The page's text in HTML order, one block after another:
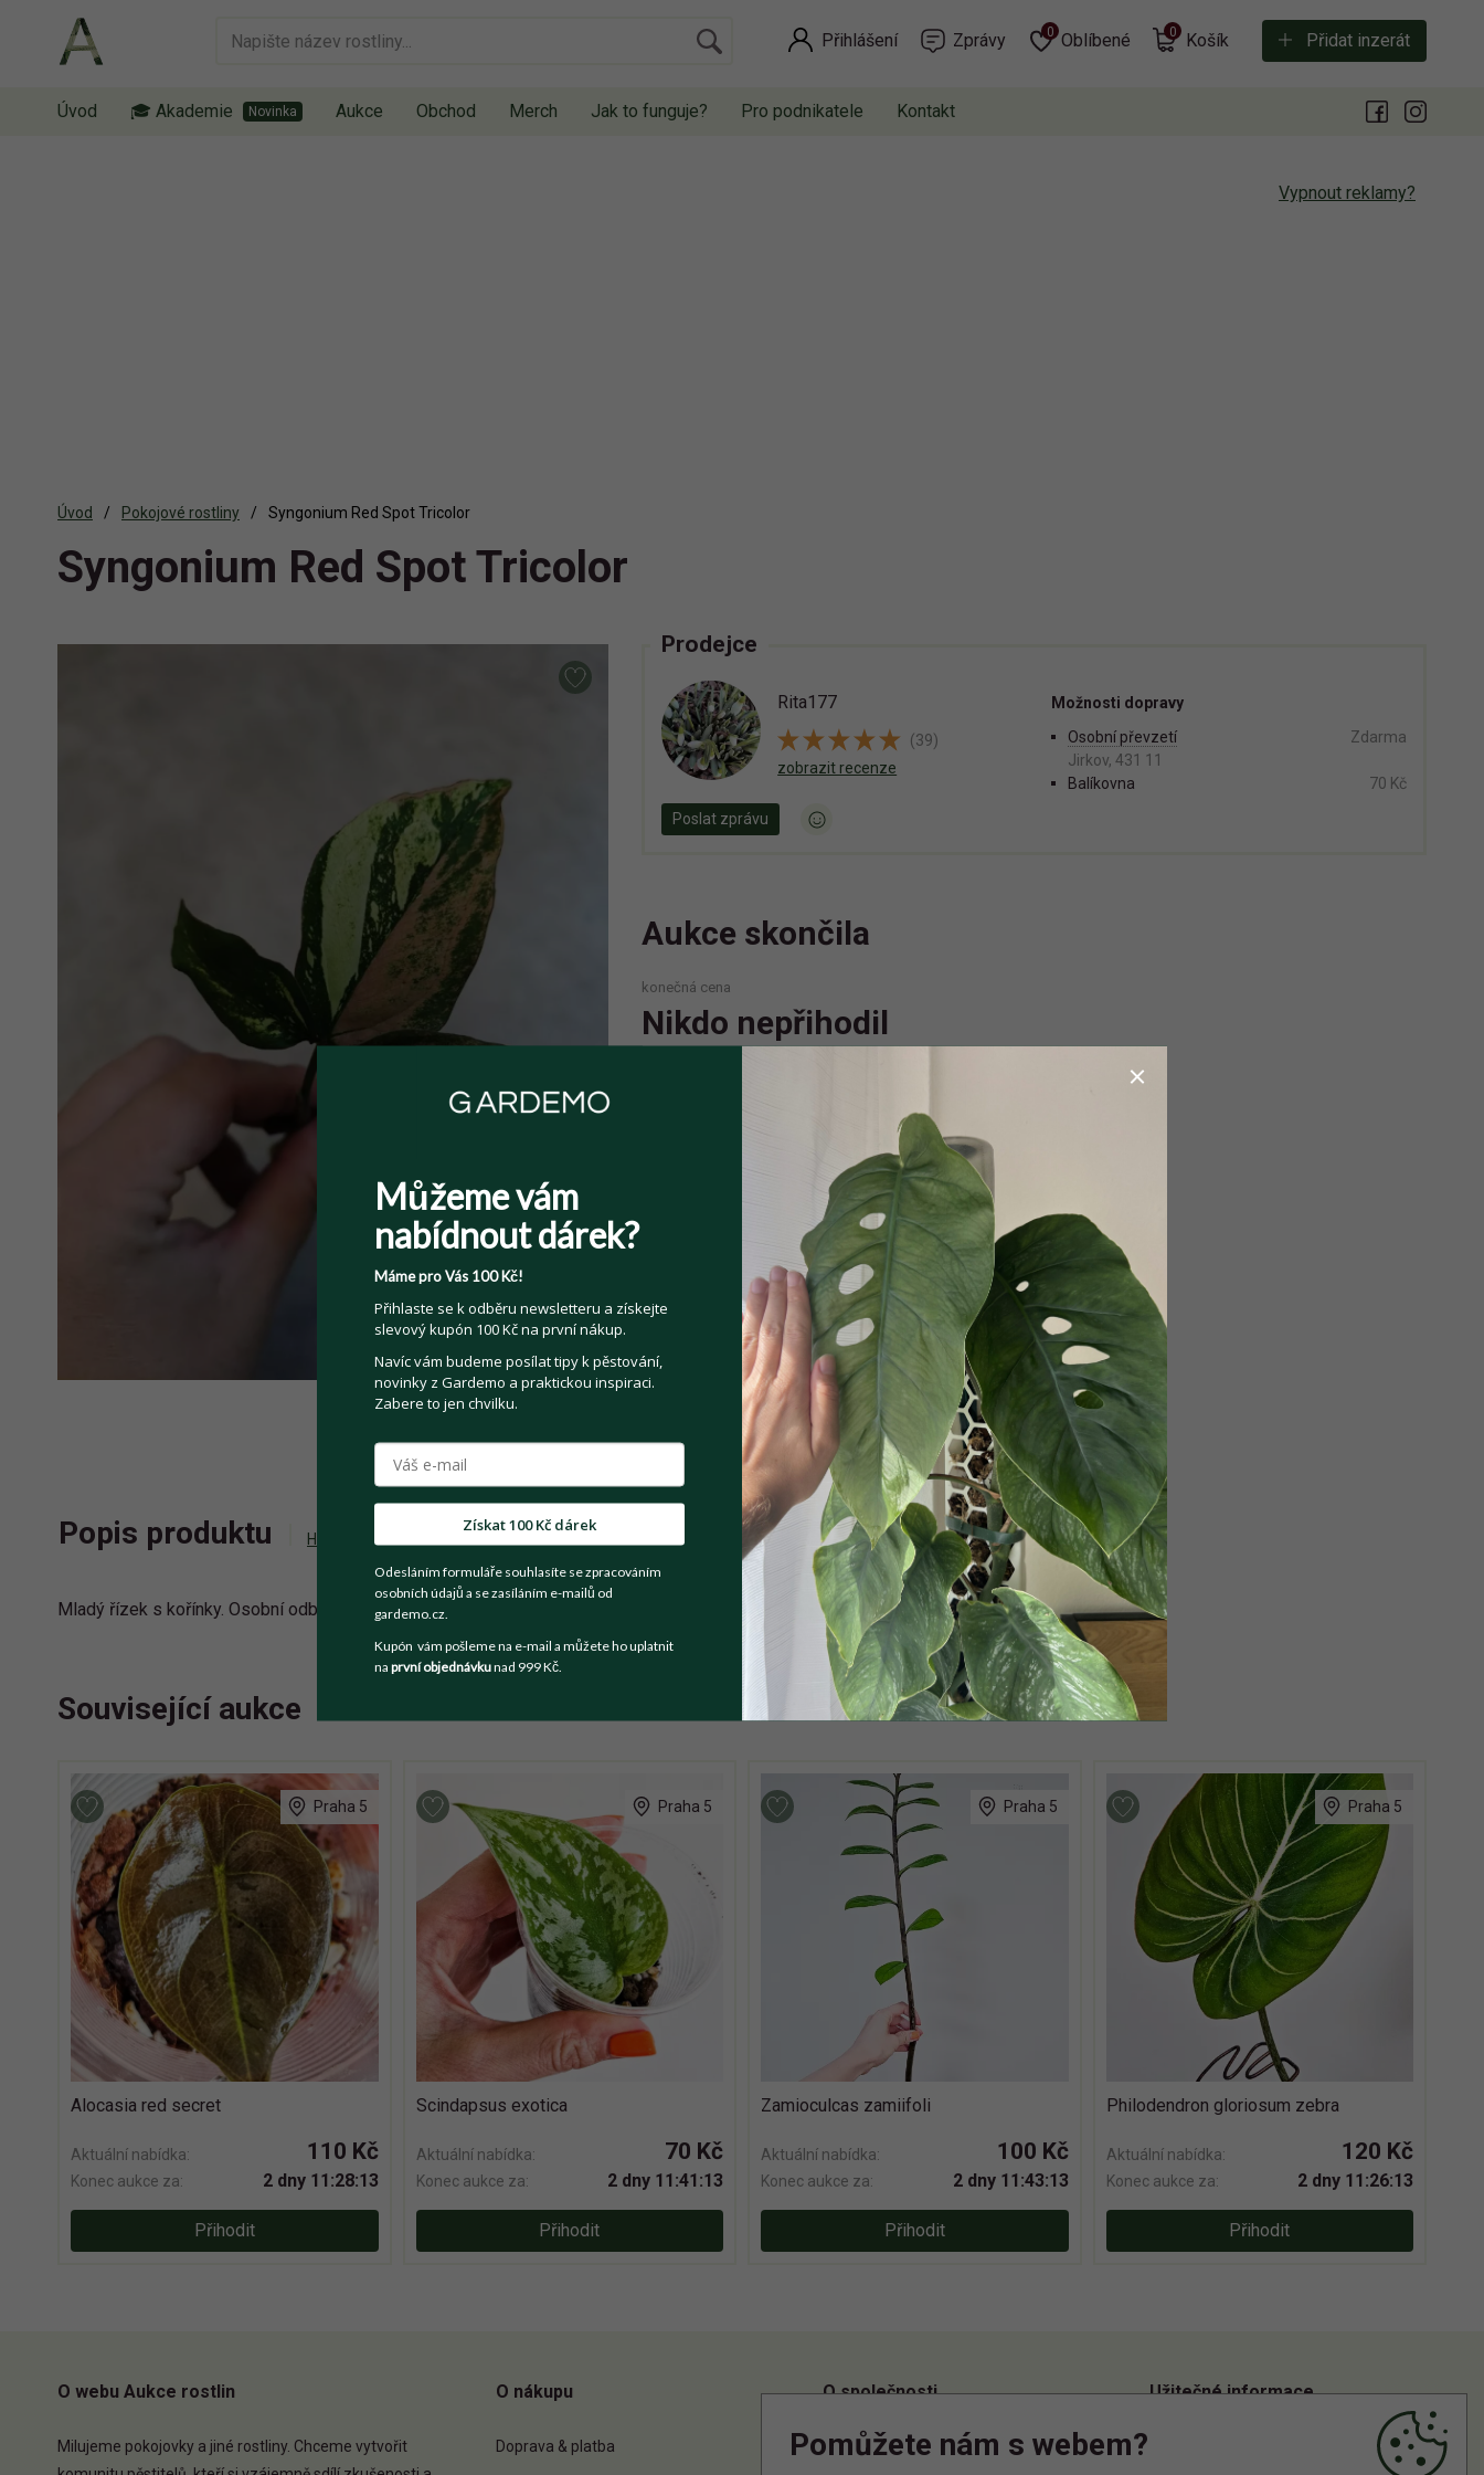
Přihlášení Zprávy Oblíbené
0 Košík
0 Přidat inzerát
Úvod 🎓 Akademie Aukce Obchod Merch Jak to funguje? Pro podnikatele Kontakt
Vypnout reklamy?
Úvod Pokojové rostliny Syngonium Red Spot Tricolor
Syngonium Red Spot Tricolor
Prodejce
Rita177
(39)
zobrazit recenze
Poslat zprávu
Možnosti dopravy
Osobní převzetí
Jirkov, 431 11
Zdarma
Balíkovna 70 Kč
Aukce skončila
konečná cena
Nikdo nepřihodil
Spolehlivý prodejce
Prodejce má více jak 10 pozitivních
Twitter Email
Pokojové rostliny
Popis produktu Historie příhozů
Mladý řízek s kořínky. Osobní odběr Jirkov, Chomutov, Most, Žatec, případně zasilkovna či balikovna.
Související aukce
Praha 5
Alocasia red secret
Aktuální nabídka: 110 Kč
Konec aukce za: 2 dny 11:28:12
Přihodit
Praha 5
Scindapsus exotica
Aktuální nabídka: 70 Kč
Konec aukce za: 2 dny 11:41:12
Přihodit
Praha 5
Zamioculcas zamiifoli
Aktuální nabídka: 100 Kč
Konec aukce za: 2 dny 11:43:12
Přihodit
Praha 5
Philodendron gloriosum zebra
Aktuální nabídka: 120 Kč
Konec aukce za: 2 dny 11:26:12
Přihodit
O webu Aukce rostlin
Milujeme pokojovky a jiné rostliny. Chceme vytvořit
O nákupu
Doprava & platba
O společnosti
O nás
Užitečné informace
Informace o zpracování osobních údajů
Pomůžete nám s webem?
Můžeme vám
nabídnout dárek?
Máme pro Vás 100 Kč!
Přihlaste se k odběru newsletteru a získejte
slevový kupón 100 Kč na první nákup.
Navíc vám budeme posílat tipy k pěstování,
novinky z Gardemo a praktickou inspiraci.
Zabere to jen chvilku.
Získat 100 Kč dárek
Odesláním formuláře souhlasíte se zpracováním
osobních údajů a se zasíláním e-mailů od
gardemo.cz.
Kupón vám pošleme na e-mail a můžete ho uplatnit
na první objednávkunad 999 Kč.